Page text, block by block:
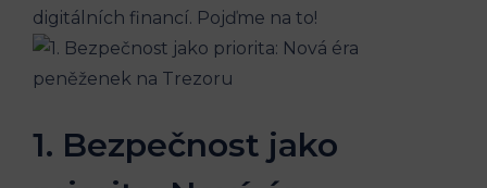
digitálních financí. Pojďme na to!
1. Bezpečnost jako